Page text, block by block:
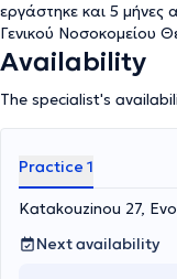
εργάστηκε και 5 μήνες
Γενικού Νοσοκομείου
Availability
The specialist's
Practice 1
Katakouzinou 27,
Next availability